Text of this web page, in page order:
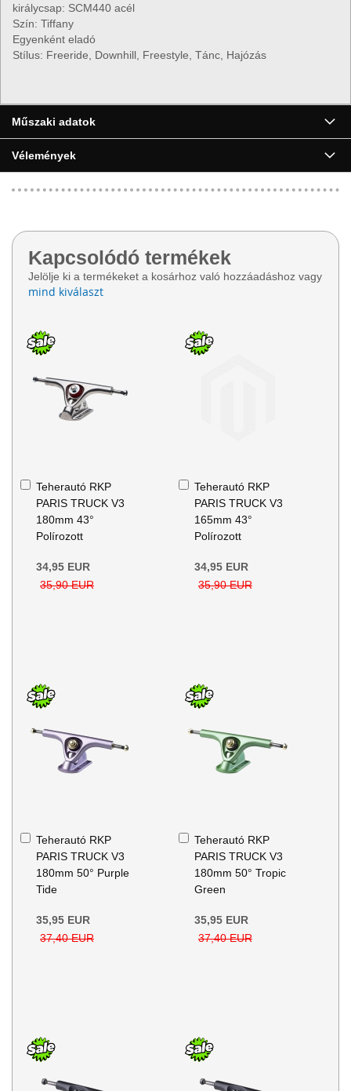
királycsap: SCM440 acél
Szín: Tiffany
Egyenként eladó
Stílus: Freeride, Downhill, Freestyle, Tánc, Hajózás
Műszaki adatok
Vélemények
Kapcsolódó termékek
Jelölje ki a termékeket a kosárhoz való hozzáadáshoz vagy
mind kiválaszt
Teherautó RKP
PARIS TRUCK V3
180mm 43°
Polírozott
34,95 EUR
35,90 EUR
Kosárba
Teherautó RKP
PARIS TRUCK V3
165mm 43°
Polírozott
34,95 EUR
35,90 EUR
Kosárba
Teherautó RKP
PARIS TRUCK V3
180mm 50° Purple
Tide
35,95 EUR
37,40 EUR
Kosárba
Teherautó RKP
PARIS TRUCK V3
180mm 50° Tropic
Green
35,95 EUR
37,40 EUR
Kosárba